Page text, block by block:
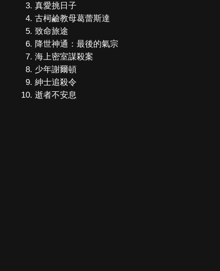
真愛挑日子
古柯鹼教母葛蕾斯達
致命旅途
降世神通：最後的氣宗
海上密室謀殺案
少年謝爾頓
紳士追殺令
逝者不安息